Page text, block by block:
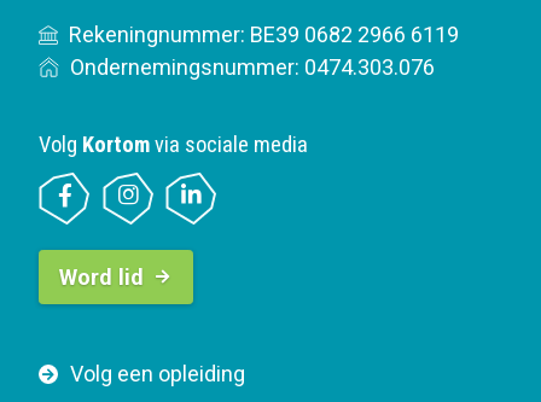
Rekeningnummer: BE39 0682 2966 6119
Ondernemingsnummer: 0474.303.076
F
Volg een opleiding
Volg Kortomvia sociale media
B
t
o
Word lid